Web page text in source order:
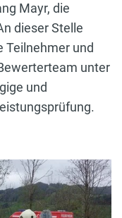
Mayr, die
dieser Stelle
Teilnehmer und
unter
und